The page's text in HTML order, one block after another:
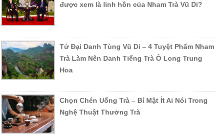
được xem là linh hồn của Nham Trà Vũ Di?
Tứ Đại Danh Tùng Vũ Di – 4 Tuyệt Phẩm Nham
Trà Làm Nên Danh Tiếng Trà Ô Long Trung
Hoa
Chọn Chén Uống Trà – Bí Mật Ít Ai Nói Trong
Nghệ Thuật Thưởng Trà